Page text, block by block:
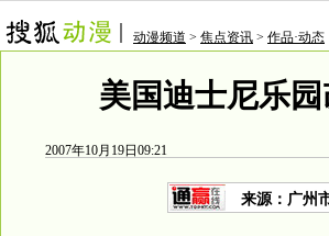
动漫频道 > 焦点资讯 > 作品·动态
美国迪士尼乐
2007年10月19日09:21
来源：广州